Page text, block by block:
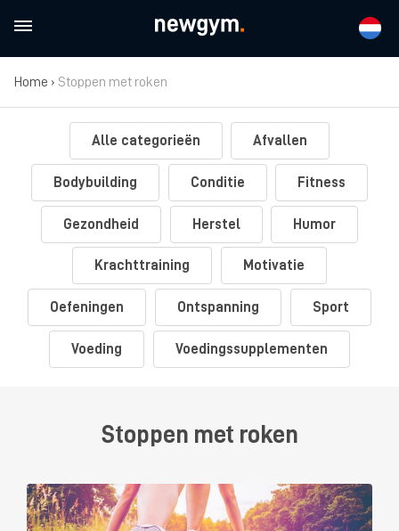
Home › Stoppen met roken
Alle categorieën Afvallen
Bodybuilding Conditie Fitness
Gezondheid Herstel Humor
Krachttraining Motivatie
Oefeningen Ontspanning Sport
Voeding Voedingssupplementen
Stoppen met roken